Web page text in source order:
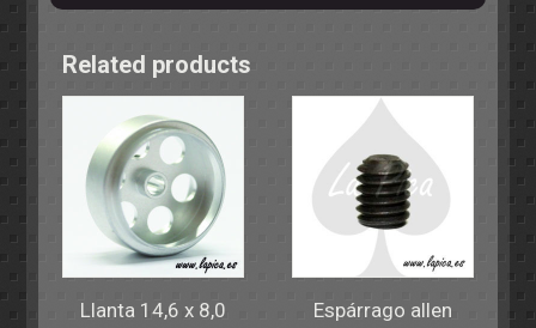
Related products
Llanta 14,6 x 8,0
Espárrago allen